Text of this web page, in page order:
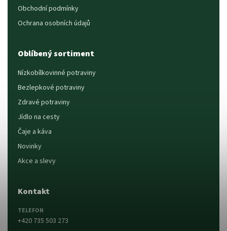
Obchodní podmínky
Ochrana osobních údajů
Oblíbený sortiment
Nízkobílkovinné potraviny
Bezlepkové potraviny
Zdravé potraviny
Jídlo na cesty
Čaje a káva
Novinky
Akce a slevy
Kontakt
TELEFON
+420 735 503 273